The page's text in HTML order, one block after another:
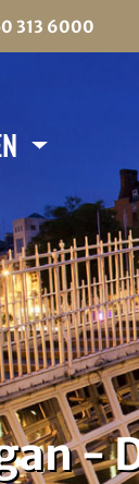
313 6000
-